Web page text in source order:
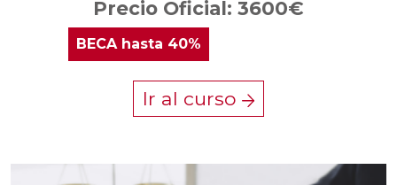
Precio Oficial: 3600€
BECAhasta 40%
Ir al curso